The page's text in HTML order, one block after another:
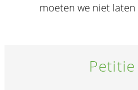
moeten we niet laten
Petitie